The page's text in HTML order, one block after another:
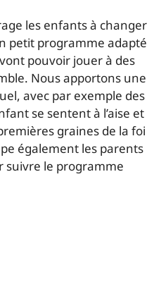
les enfants à changer
petit programme adapté
pouvoir jouer à des
Nous apportons une
avec par exemple des
se sentent à l’aise et
graines de la foi
également les parents
suivre le programme